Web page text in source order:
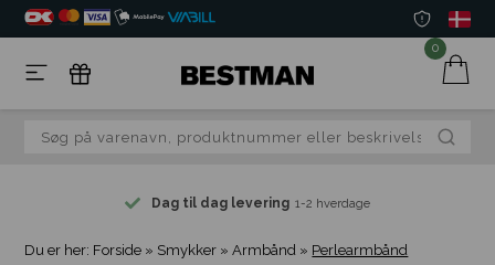
0
Dag til dag levering 1-2 hverdage
Du er her: Forside » Smykker »Armbånd » Perlearmbånd